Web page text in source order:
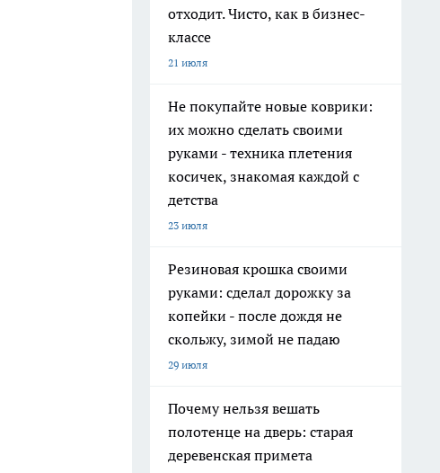
отходит. Чисто, как в бизнес-
классе
21 июля
Не покупайте новые коврики:
их можно сделать своими
руками - техника плетения
косичек, знакомая каждой с
детства
23 июля
Резиновая крошка своими
руками: сделал дорожку за
копейки - после дождя не
скольжу, зимой не падаю
29 июля
Почему нельзя вешать
полотенце на дверь: старая
деревенская примета